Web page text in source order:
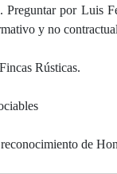
Preguntar por Luis
y no
Rústicas.
de